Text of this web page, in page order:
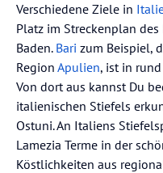
Verschiedene Ziele in
Platz im Streckenplan
Baden. Bari zum Beispiel,
Region Apulien, ist in
Von dort aus kannst Du
italienischen Stiefels
Ostuni. An Italiens
Lamezia Terme in der
Köstlichkeiten aus